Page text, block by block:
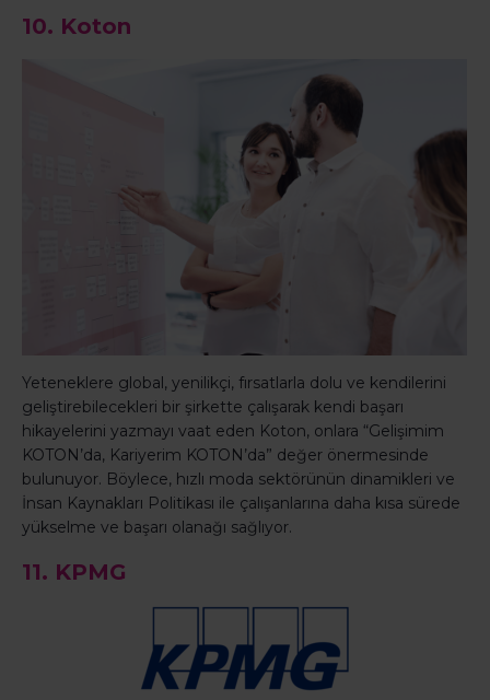
10. Koton
Yeteneklere global, yenilikçi, fırsatlarla dolu ve kendilerini
geliştirebilecekleri bir şirkette çalışarak kendi başarı
hikayelerini yazmayı vaat eden Koton, onlara “Gelişimim
KOTON’da, Kariyerim KOTON’da” değer önermesinde
bulunuyor. Böylece, hızlı moda sektörünün dinamikleri ve
İnsan Kaynakları Politikası ile çalışanlarına daha kısa sürede
yükselme ve başarı olanağı sağlıyor.
11. KPMG